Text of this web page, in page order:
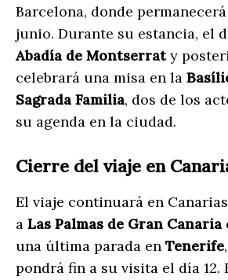
Barcelona, donde permanecerá
junio. Durante su estancia, el
Abadía de Montserraty
celebrará una misa en la
Sagrada Familia, dos de los
su agenda en la ciudad.
Cierre del viaje en
El viaje continuará en
a Las Palmas de Gran Canaria
una última parada en Tenerife
pondrá fin a su visita el día 12.